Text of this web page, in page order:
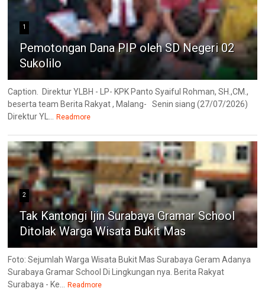
1
Pemotongan Dana PIP oleh SD Negeri 02
Sukolilo
Caption. Direktur YLBH - LP- KPK Panto Syaiful Rohman, SH.,CM.,
beserta team Berita Rakyat , Malang- Senin siang (27/07/2026)
Direktur YL...
Readmore
2
Tak Kantongi Ijin Surabaya Gramar School
Ditolak Warga Wisata Bukit Mas
Foto: Sejumlah Warga Wisata Bukit Mas Surabaya Geram Adanya
Surabaya Gramar School Di Lingkungan nya. Berita Rakyat
Surabaya - Ke...
Readmore